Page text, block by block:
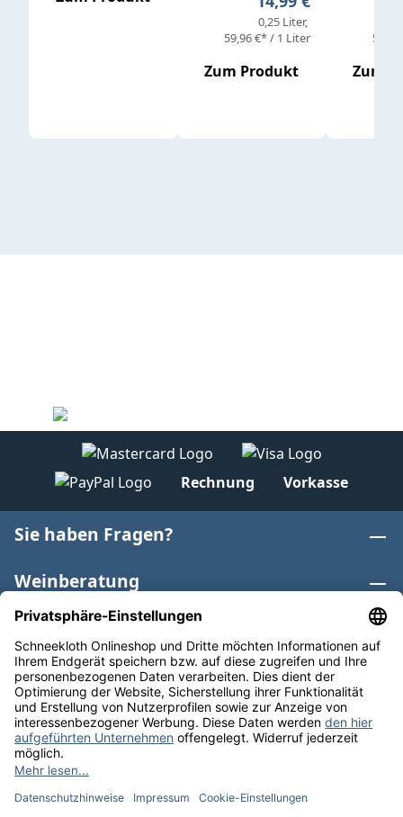
0,25 Liter
59,96 €* / 1 Liter
Zum Produkt Zum
Rechnung Vorkasse
Sie haben Fragen?
Weinberatung
Informationen
Weinkategorien
Internationaler Wein
* Alle Preise inkl. gesetzl. Mehrwertsteuer zzgl.
anders angegeben. Bioprodukte im Bio-Kontrollverfahren